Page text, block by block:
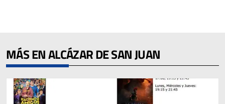
MÁS EN ALCÁZAR DE SAN JUAN